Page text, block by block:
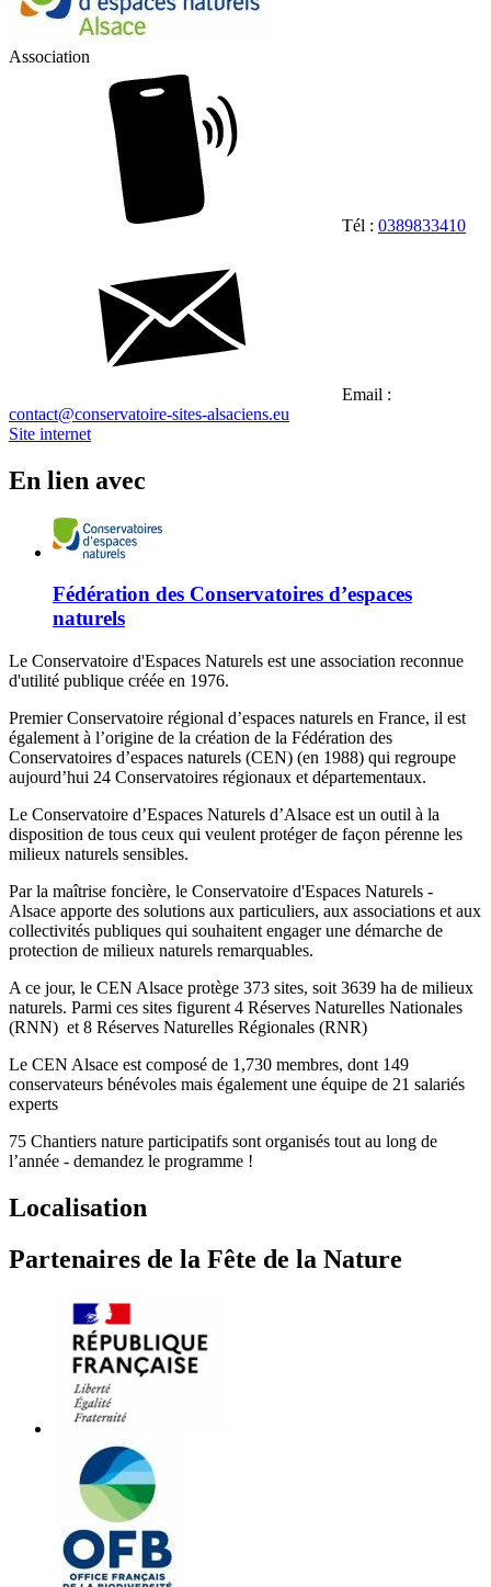
Association
Tél : 0389833410
Email :
contact@conservatoire-sites-alsaciens.eu
Site internet
En lien avec
Fédération des Conservatoires d’espaces
naturels
Le Conservatoire d'Espaces Naturels est une association reconnue
d'utilité publique créée en 1976.
Premier Conservatoire régional d’espaces naturels en France, il est
également à l’origine de la création de la Fédération des
Conservatoires d’espaces naturels (CEN) (en 1988) qui regroupe
aujourd’hui 24 Conservatoires régionaux et départementaux.
Le Conservatoire d’Espaces Naturels d’Alsace est un outil à la
disposition de tous ceux qui veulent protéger de façon pérenne les
milieux naturels sensibles.
Par la maîtrise foncière, le Conservatoire d'Espaces Naturels -
Alsace apporte des solutions aux particuliers, aux associations et aux
collectivités publiques qui souhaitent engager une démarche de
protection de milieux naturels remarquables.
A ce jour, le CEN Alsace protège 373 sites, soit 3639 ha de milieux
naturels. Parmi ces sites figurent 4 Réserves Naturelles Nationales
(RNN) et 8 Réserves Naturelles Régionales (RNR)
Le CEN Alsace est composé de 1,730 membres, dont 149
conservateurs bénévoles mais également une équipe de 21 salariés
experts
75 Chantiers nature participatifs sont organisés tout au long de
l’année - demandez le programme !
Localisation
Partenaires de la Fête de la Nature